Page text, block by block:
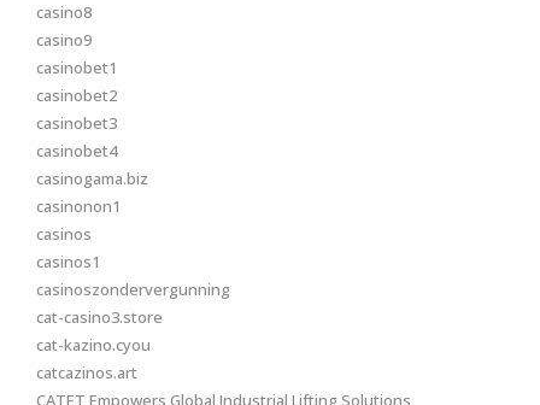
casino8
casino9
casinobet1
casinobet2
casinobet3
casinobet4
casinogama.biz
casinonon1
casinos
casinos1
casinoszondervergunning
cat-casino3.store
cat-kazino.cyou
catcazinos.art
CATET Empowers Global Industrial Lifting Solutions